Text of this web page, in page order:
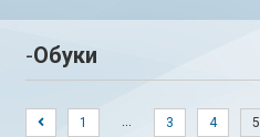
-Обуки
1 … 3 4 5